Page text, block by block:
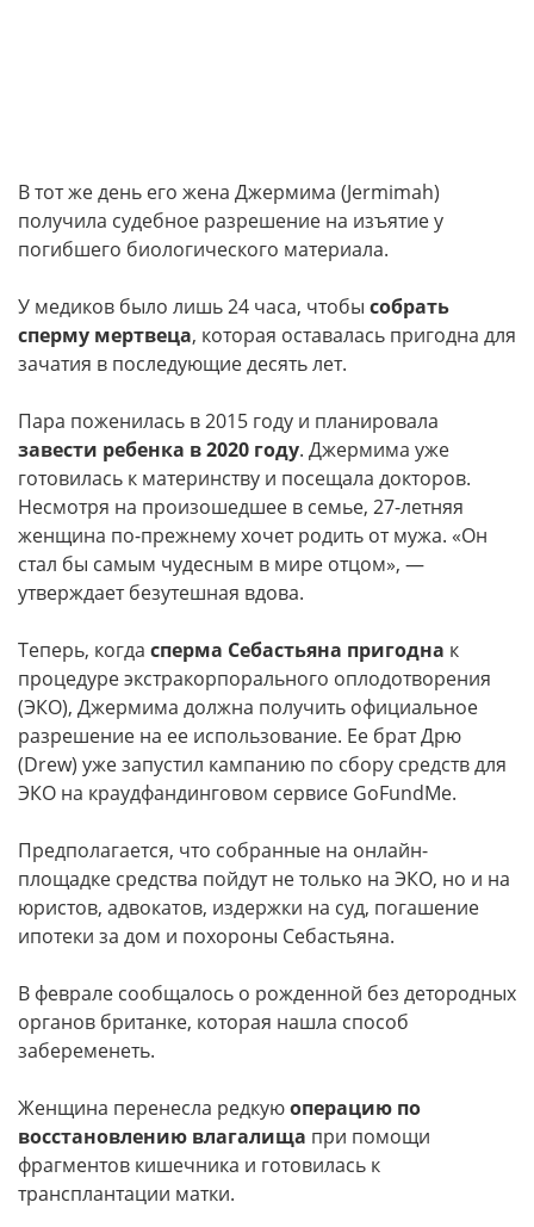
В тот же день его жена Джермима (Jermimah)
получила судебное разрешение на изъятие у
погибшего биологического материала.
У медиков было лишь 24 часа, чтобы собрать
сперму мертвеца, которая оставалась пригодна для
зачатия в последующие десять лет.
Пара поженилась в 2015 году и планировала
завести ребенка в 2020 году. Джермима уже
готовилась к материнству и посещала докторов.
Несмотря на произошедшее в семье, 27-летняя
женщина по-прежнему хочет родить от мужа. «Он
стал бы самым чудесным в мире отцом», —
утверждает безутешная вдова.
Теперь, когда сперма Себастьяна пригодна к
процедуре экстракорпорального оплодотворения
(ЭКО), Джермима должна получить официальное
разрешение на ее использование. Ее брат Дрю
(Drew) уже запустил кампанию по сбору средств для
ЭКО на краудфандинговом сервисе GoFundMe.
Предполагается, что собранные на онлайн-
площадке средства пойдут не только на ЭКО, но и на
юристов, адвокатов, издержки на суд, погашение
ипотеки за дом и похороны Себастьяна.
В феврале сообщалось о рожденной без детородных
органов британке, которая нашла способ
забеременеть.
Женщина перенесла редкуюоперацию по
восстановлению влагалища при помощи
фрагментов кишечника и готовилась к
трансплантации матки.